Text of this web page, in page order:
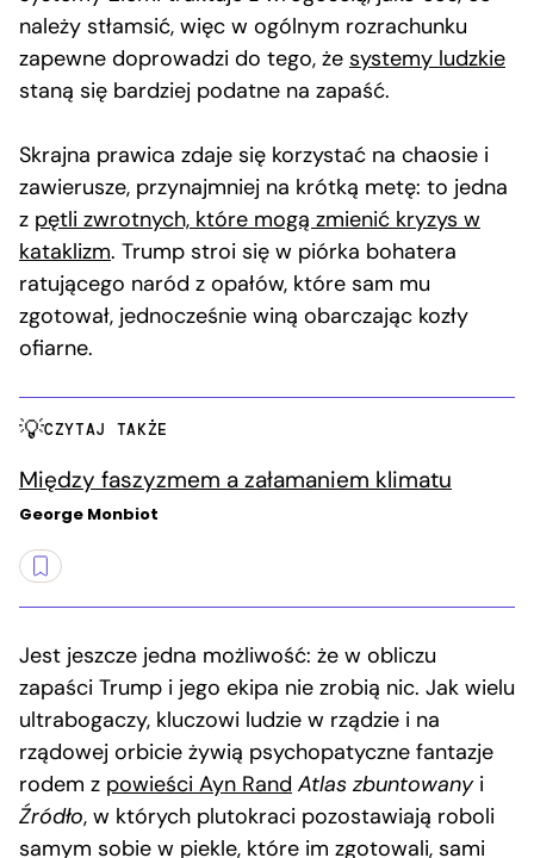
należy stłamsić, więc w ogólnym rozrachunku
zapewne doprowadzi do tego, że systemy ludzkie
staną się bardziej podatne na zapaść.
Skrajna prawica zdaje się korzystać na chaosie i
zawierusze, przynajmniej na krótką metę: to jedna
z pętli zwrotnych, które mogą zmienić kryzys w
kataklizm. Trump stroi się w piórka bohatera
ratującego naród z opałów, które sam mu
zgotował, jednocześnie winą obarczając kozły
ofiarne.
CZYTAJ TAKŻE
Między faszyzmem a załamaniem klimatu
George Monbiot
Jest jeszcze jedna możliwość: że w obliczu
zapaści Trump i jego ekipa nie zrobią nic. Jak wielu
ultrabogaczy, kluczowi ludzie w rządzie i na
rządowej orbicie żywią psychopatyczne fantazje
rodem z powieści Ayn Rand Atlas zbuntowany i
Źródło, w których plutokraci pozostawiają roboli
samym sobie w piekle, które im zgotowali, sami